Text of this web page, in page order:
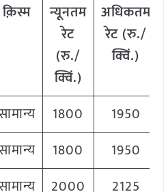
क़िस्म
न्यूनतम
रेट
(रु./
क्विं.)
अधिकतम
रेट (रु./
क्विं.)
1800 1950
1800 1950
2000 2125